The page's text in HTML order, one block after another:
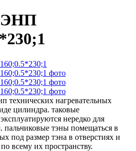
ЭНП
технических нагревательных
цилиндра. таковые
нередко для
пальчиковые тэны помещаться в
под размер тэна в отверстиях и
всему их пространству.